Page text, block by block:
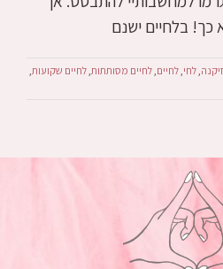
כך! בלחיים ישנם
זיקנה,לחי,לחיים,לחיים מסותתות,לחיים שקועות,